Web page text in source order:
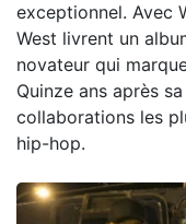
exceptionnel. Avec
West livrent un
novateur qui
Quinze ans après
collaborations les
hip-hop.